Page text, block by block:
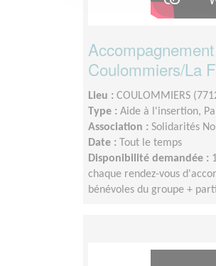
Coulommiers/La
Lieu : COULOMMIERS
Type : Aide à l'insertion,
Association : Solidarités
Date :
Tout le temps
Disponibilité demandée :
chaque rendez-vous
bénévoles du groupe +